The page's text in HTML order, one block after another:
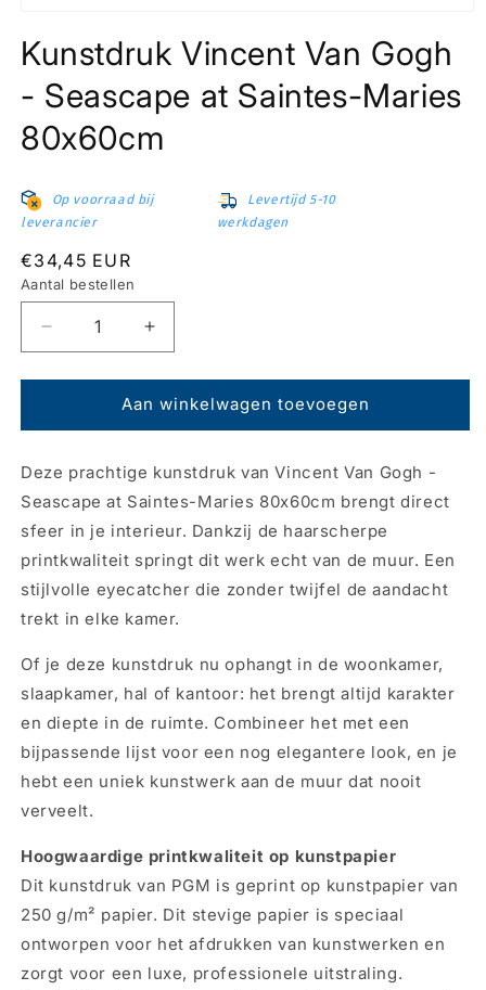
openen
in
modaal
Kunstdruk Vincent Van Gogh
- Seascape at Saintes-Maries
80x60cm
Op voorraad bij
leverancier
Levertijd 5-10
werkdagen
Normale
prijs
€34,45 EUR
Aantal bestellen
Aantal
verlagen
voor
Kunstdruk
Vincent
Gogh
-
Seascape
at
Saintes-
Maries
80x60cm
Aantal
verhogen
voor
Kunstdruk
Vincent
Gogh
-
at
Saintes-
Maries
Aan winkelwagen toevoegen
Deze prachtige kunstdruk van Vincent Van Gogh -
Seascape at Saintes-Maries 80x60cm brengt direct
sfeer in je interieur. Dankzij de haarscherpe
printkwaliteit springt dit werk echt van de muur. Een
stijlvolle eyecatcher die zonder twijfel de aandacht
trekt in elke kamer.
Of je deze kunstdruk nu ophangt in de woonkamer,
slaapkamer, hal of kantoor: het brengt altijd karakter
en diepte in de ruimte. Combineer het met een
bijpassende lijst voor een nog elegantere look, en je
hebt een uniek kunstwerk aan de muur dat nooit
verveelt.
Hoogwaardige printkwaliteit op kunstpapier
Dit kunstdruk van PGM is geprint op kunstpapier van
250 g/m² papier. Dit stevige papier is speciaal
ontworpen voor het afdrukken van kunstwerken en
zorgt voor een luxe, professionele uitstraling.